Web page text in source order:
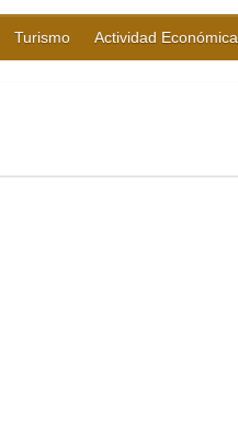
Turismo Actividad Económica